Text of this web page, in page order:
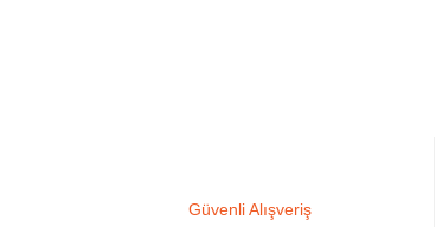
Güvenli Alışveriş